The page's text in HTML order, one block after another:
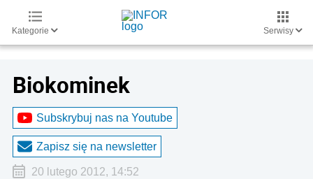
Kategorie Serwisy
Biokominek
Subskrybuj nas na Youtube
Zapisz się na newsletter
20 lutego 2012, 14:52